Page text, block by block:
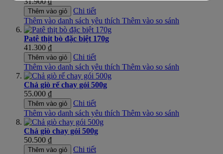
Thêm vào giỏ
Chi tiết
Thêm vào danh sách yêu thích Thêm vào so sánh
Patê thịt bò đặc biệt 170g
41.300 ₫
Thêm vào giỏ
Chi tiết
Thêm vào danh sách yêu thích Thêm vào so sánh
Chả giò rế chay gói 500g
55.000 ₫
Thêm vào giỏ
Chi tiết
Thêm vào danh sách yêu thích Thêm vào so sánh
Chả giò chay gói 500g
50.500 ₫
Thêm vào giỏ
Chi tiết